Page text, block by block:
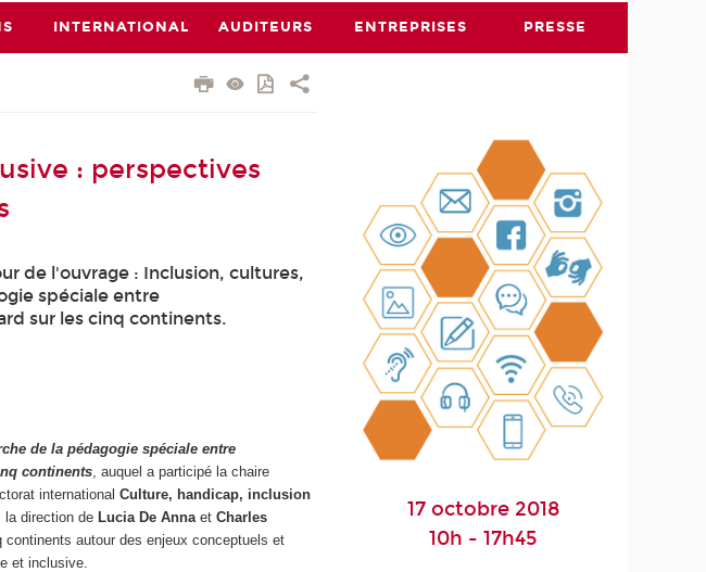
INTERNATIONAL AUDITEURS ENTREPRISES PRESSE
: perspectives
de l'ouvrage : Inclusion, cultures,
spéciale entre
sur les cinq continents.
de la pédagogie spéciale entre
continents , auquel a participé la chaire
internationalCulture, handicap, inclusion
la direction deLucia De Anna etCharles
continents autour des enjeux conceptuels et
et inclusive.
17 octobre 2018
10h - 17h45